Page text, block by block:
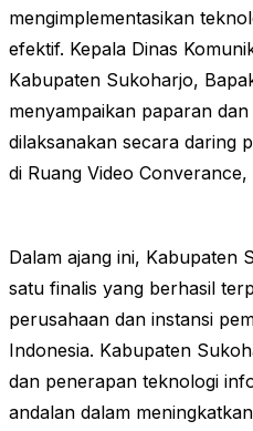
mengimplementasikan
efektif. Kepala Dinas
Kabupaten Sukoharjo,
menyampaikan paparan
dilaksanakan secara daring
di Ruang Video
Dalam ajang ini, Kabupaten
satu finalis yang berhasil
perusahaan dan instansi
Indonesia. Kabupaten
dan penerapan teknologi
andalan dalam